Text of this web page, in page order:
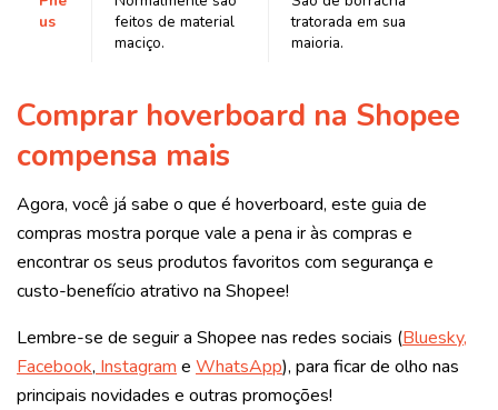
us
feitos de material
maciço.
tratorada em sua
maioria.
Comprar hoverboard na Shopee
compensa mais
Agora, você já sabe o que é hoverboard, este guia de
compras mostra porque vale a pena ir às compras e
encontrar os seus produtos favoritos com segurança e
custo-benefício atrativo na Shopee!
Lembre-se de seguir a Shopee nas redes sociais (Bluesky,
Facebook, Instagrame WhatsApp), para ficar de olho nas
principais novidades e outras promoções!